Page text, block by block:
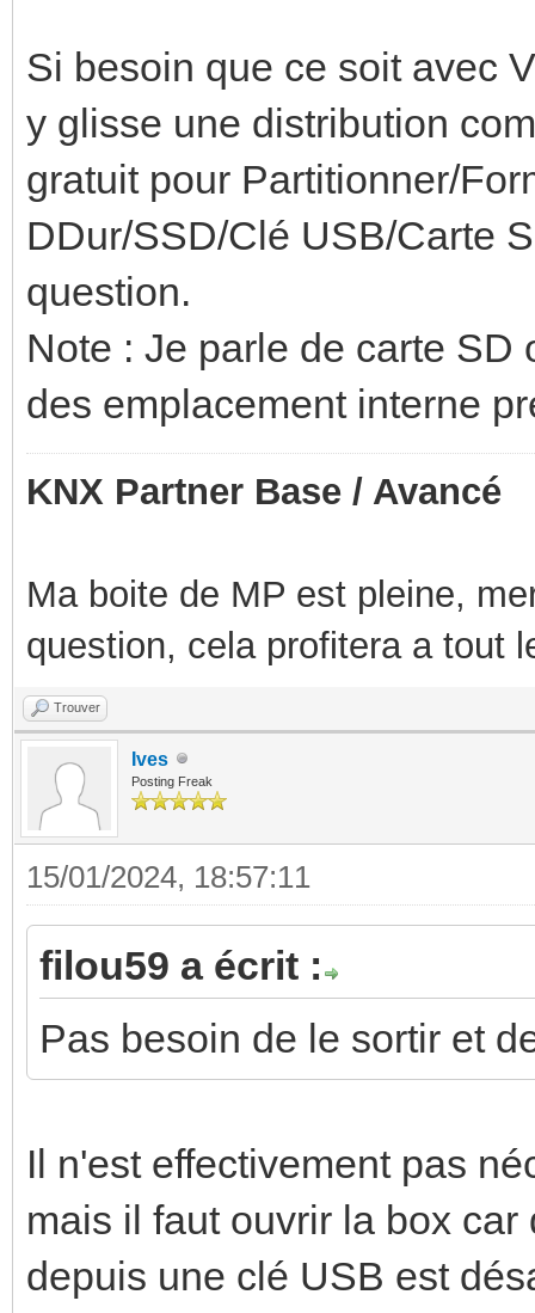
Si besoin que ce soit avec
y glisse une distribution
gratuit pour Partitionner/
DDur/SSD/Clé USB/Carte
question.
Note : Je parle de carte SD
des emplacement interne
KNX Partner Base / Avancé
Ma boite de MP est pleine,
question, cela profitera a tout
Trouver
Ives
Posting Freak
15/01/2024, 18:57:11
filou59 a écrit :
Pas besoin de le sortir et
Il n'est effectivement pas
mais il faut ouvrir la box
depuis une clé USB est